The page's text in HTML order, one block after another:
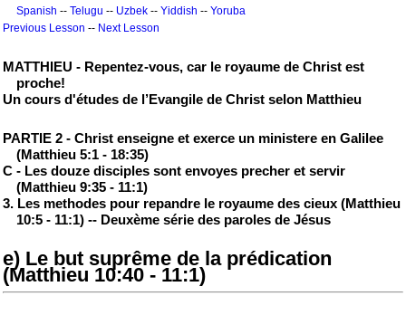
Spanish -- Telugu -- Uzbek -- Yiddish -- Yoruba
Previous Lesson -- Next Lesson
MATTHIEU - Repentez-vous, car le royaume de Christ est
proche!
Un cours d'études de l’Evangile de Christ selon Matthieu
PARTIE 2 - Christ enseigne et exerce un ministere en Galilee
(Matthieu 5:1 - 18:35)
C - Les douze disciples sont envoyes precher et servir
(Matthieu 9:35 - 11:1)
3. Les methodes pour repandre le royaume des cieux (Matthieu
10:5 - 11:1) -- Deuxème série des paroles de Jésus
e) Le but suprême de la prédication
(Matthieu 10:40 - 11:1)